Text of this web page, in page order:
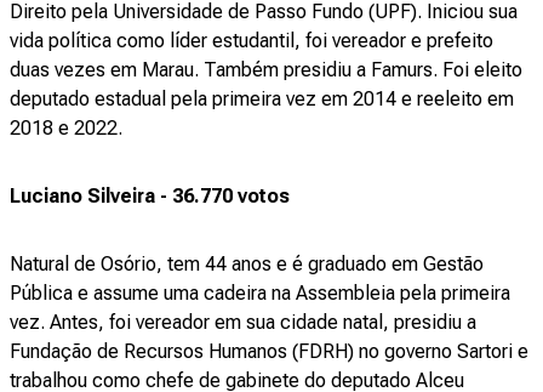
Direito pela Universidade de Passo Fundo (UPF). Iniciou sua
vida política como líder estudantil, foi vereador e prefeito
duas vezes em Marau. Também presidiu a Famurs. Foi eleito
deputado estadual pela primeira vez em 2014 e reeleito em
2018 e 2022.
Luciano Silveira - 36.770 votos
Natural de Osório, tem 44 anos e é graduado em Gestão
Pública e assume uma cadeira na Assembleia pela primeira
vez. Antes, foi vereador em sua cidade natal, presidiu a
Fundação de Recursos Humanos (FDRH) no governo Sartori e
trabalhou como chefe de gabinete do deputado Alceu